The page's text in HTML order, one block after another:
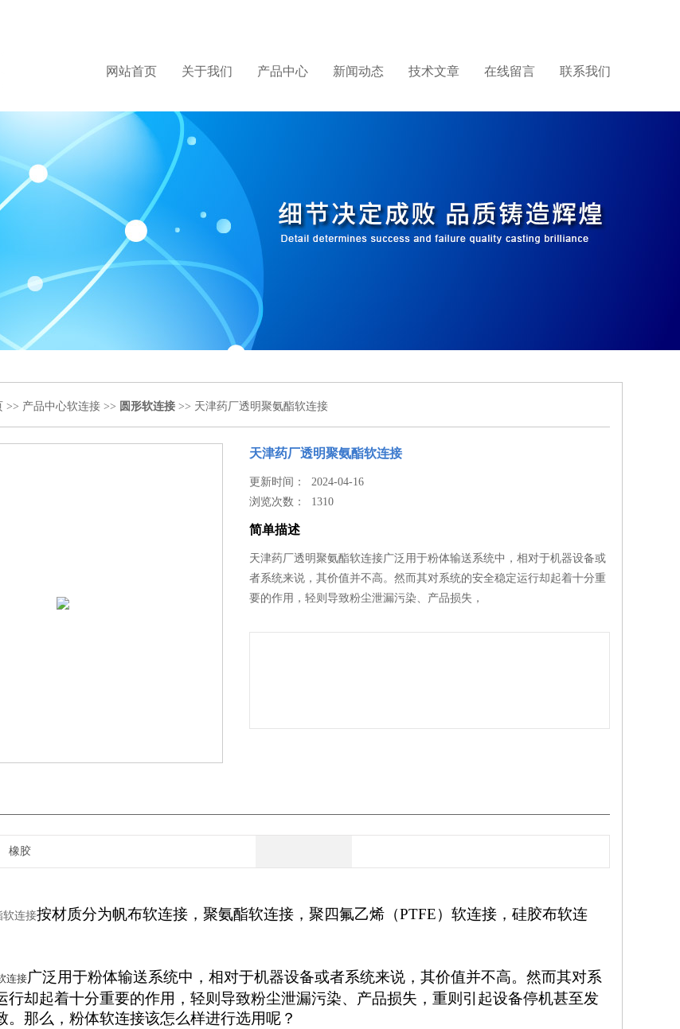
网站首页 关于我们 产品中心 新闻动态 技术文章 在线留言 联系我们
>> 产品中心软连接 >> 圆形软连接 >> 天津药厂透明聚氨酯软连接
天津药厂透明聚氨酯软连接
更新时间： 2024-04-16
浏览次数： 1310
简单描述
天津药厂透明聚氨酯软连接广泛用于粉体输送系统中，相对于机器设备或
者系统来说，其价值并不高。然而其对系统的安全稳定运行却起着十分重
要的作用，轻则导致粉尘泄漏污染、产品损失，
橡胶
软连接按材质分为帆布软连接，聚氨酯软连接，聚四氟乙烯（PTFE）软连接，硅胶布软连
连接广泛用于粉体输送系统中，相对于机器设备或者系统来说，其价值并不高。然而其对系
行却起着十分重要的作用，轻则导致粉尘泄漏污染、产品损失，重则引起设备停机甚至发
。那么，粉体软连接该怎么样进行选用呢？